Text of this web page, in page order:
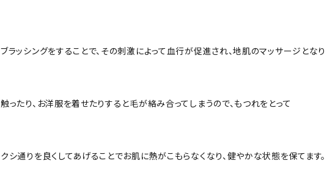
ブラッシングをすることで、その刺激によって血行が促進され、地肌のマッサージとなり
触ったり、お洋服を着せたりすると毛が絡み合ってしまうので、もつれをとって
クシ通りを良くしてあげることでお肌に熱がこもらなくなり、健やかな状態を保てます。